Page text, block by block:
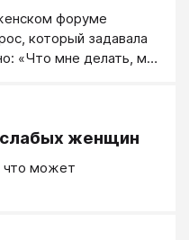
форуме
который задавала
«Что мне делать, мой
и советы, я читать не
случай на эту тему.
женщин
может